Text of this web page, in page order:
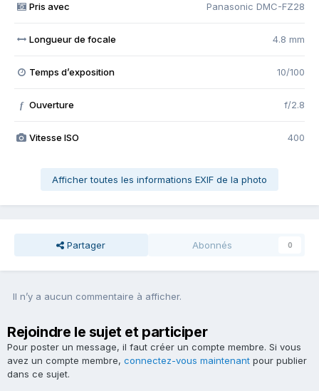
Pris avec Panasonic DMC-FZ28
Longueur de focale 4.8 mm
Temps d’exposition 10/100
f Ouverture f/2.8
Vitesse ISO 400
Afficher toutes les informations EXIF de la photo
Partager Abonnés 0
Il n’y a aucun commentaire à afficher.
Rejoindre le sujet et participer
Pour poster un message, il faut créer un compte membre. Si vous
avez un compte membre, connectez-vous maintenant pour publier
dans ce sujet.